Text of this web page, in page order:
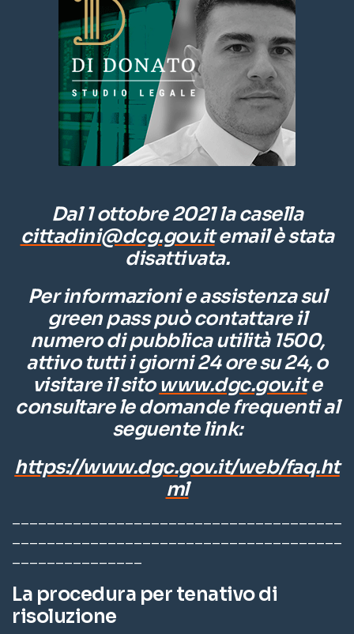
Dal 1 ottobre 2021 la casella
cittadini@dcg.gov.itemail è stata
disattivata.
Per informazioni e assistenza sul
green pass può contattare il
numero di pubblica utilità 1500,
attivo tutti i giorni 24 ore su 24, o
visitare il sitowww.dgc.gov.ite
consultare le domande frequenti al
seguente link:
https://www.dgc.gov.it/web/faq.ht
ml
La procedura per tenativo di
risoluzione